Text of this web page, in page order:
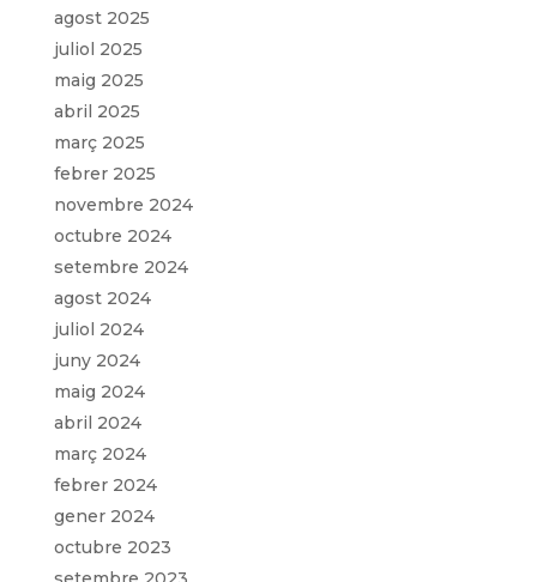
agost 2025
juliol 2025
maig 2025
abril 2025
març 2025
febrer 2025
novembre 2024
octubre 2024
setembre 2024
agost 2024
juliol 2024
juny 2024
maig 2024
abril 2024
març 2024
febrer 2024
gener 2024
octubre 2023